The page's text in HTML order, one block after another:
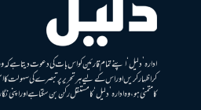
ادارہ ’دلیل‘ اپنے تمام قارئین کو اس بات کی دعوت دیتا ہے کہ
کر اظہار کریں اور اس کے لیے ہر تحریر پر تبصرے کی سہولت
کا متمنی ہو، وہ ادارہ ’دلیل‘ کا مستقل رکن بن سکتا ہے اور